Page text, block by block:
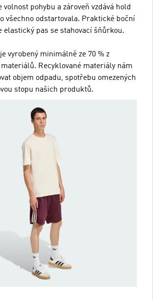
volnost pohybu a zároveň vzdává hold
všechno odstartovala. Praktické boční
elastický pas se stahovací šňůrkou.
vyrobený minimálně ze 70 % z
Recyklované materiály nám
objem odpadu, spotřebu omezených
stopu našich produktů.